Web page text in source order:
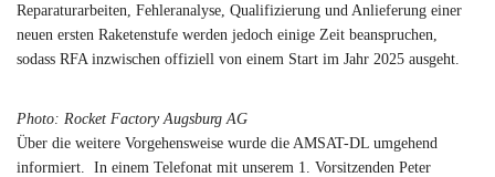
Reparaturarbeiten, Fehleranalyse, Qualifizierung und Anlieferung einer
neuen ersten Raketenstufe werden jedoch einige Zeit beanspruchen,
sodass RFA inzwischen offiziell von einem Start im Jahr 2025 ausgeht.
Photo: Rocket Factory Augsburg AG
Über die weitere Vorgehensweise wurde die AMSAT-DL umgehend
informiert. In einem Telefonat mit unserem 1. Vorsitzenden Peter